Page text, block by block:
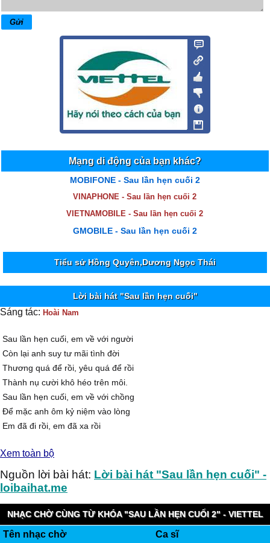
Mạng di động của bạn khác?
MOBIFONE - Sau lần hẹn cuối 2
VINAPHONE - Sau lần hẹn cuối 2
VIETNAMOBILE - Sau lần hẹn cuối 2
GMOBILE - Sau lần hẹn cuối 2
Tiểu sử Hồng Quyên,Dương Ngọc Thái
Lời bài hát "Sau lần hẹn cuối"
Sáng tác: Hoài Nam
Sau lần hẹn cuối, em về với người
Còn lại anh suy tư mãi tình đời
Thương quá để rồi, yêu quá để rồi
Thành nụ cười khô héo trên môi.
Sau lần hẹn cuối, em về với chồng
Ðể mặc anh ôm kỷ niệm vào lòng
Em đã đi rồi, em đã xa rồi
Đường nào vào yêu không mang nhiều nhớ nhung
Ðường nào vào yêu không vương vấn đợi chờ
Tình nào vào mơ không trở thành dang dở
Sau lần hẹn cuối, nghe lòng nhớ nhiều
Tìm vào mơ đau thương cả một chiều
Xem toàn bộ
Nguồn lời bài hát: Lời bài hát "Sau lần hẹn cuối" -
loibaihat.me
NHẠC CHỜ CÙNG TỪ KHÓA "SAU LẦN HẸN CUỐI 2" - VIETTEL
Tên nhạc chờ Ca sĩ